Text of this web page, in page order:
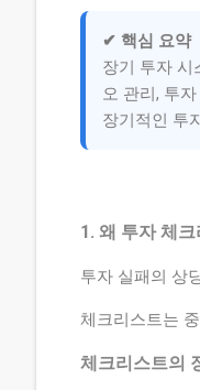
✔ 핵심 요약
장기 투자 시
오 관리, 투
장기적인 투
1. 왜 투자 체
투자 실패의 상
체크리스트는
체크리스트의